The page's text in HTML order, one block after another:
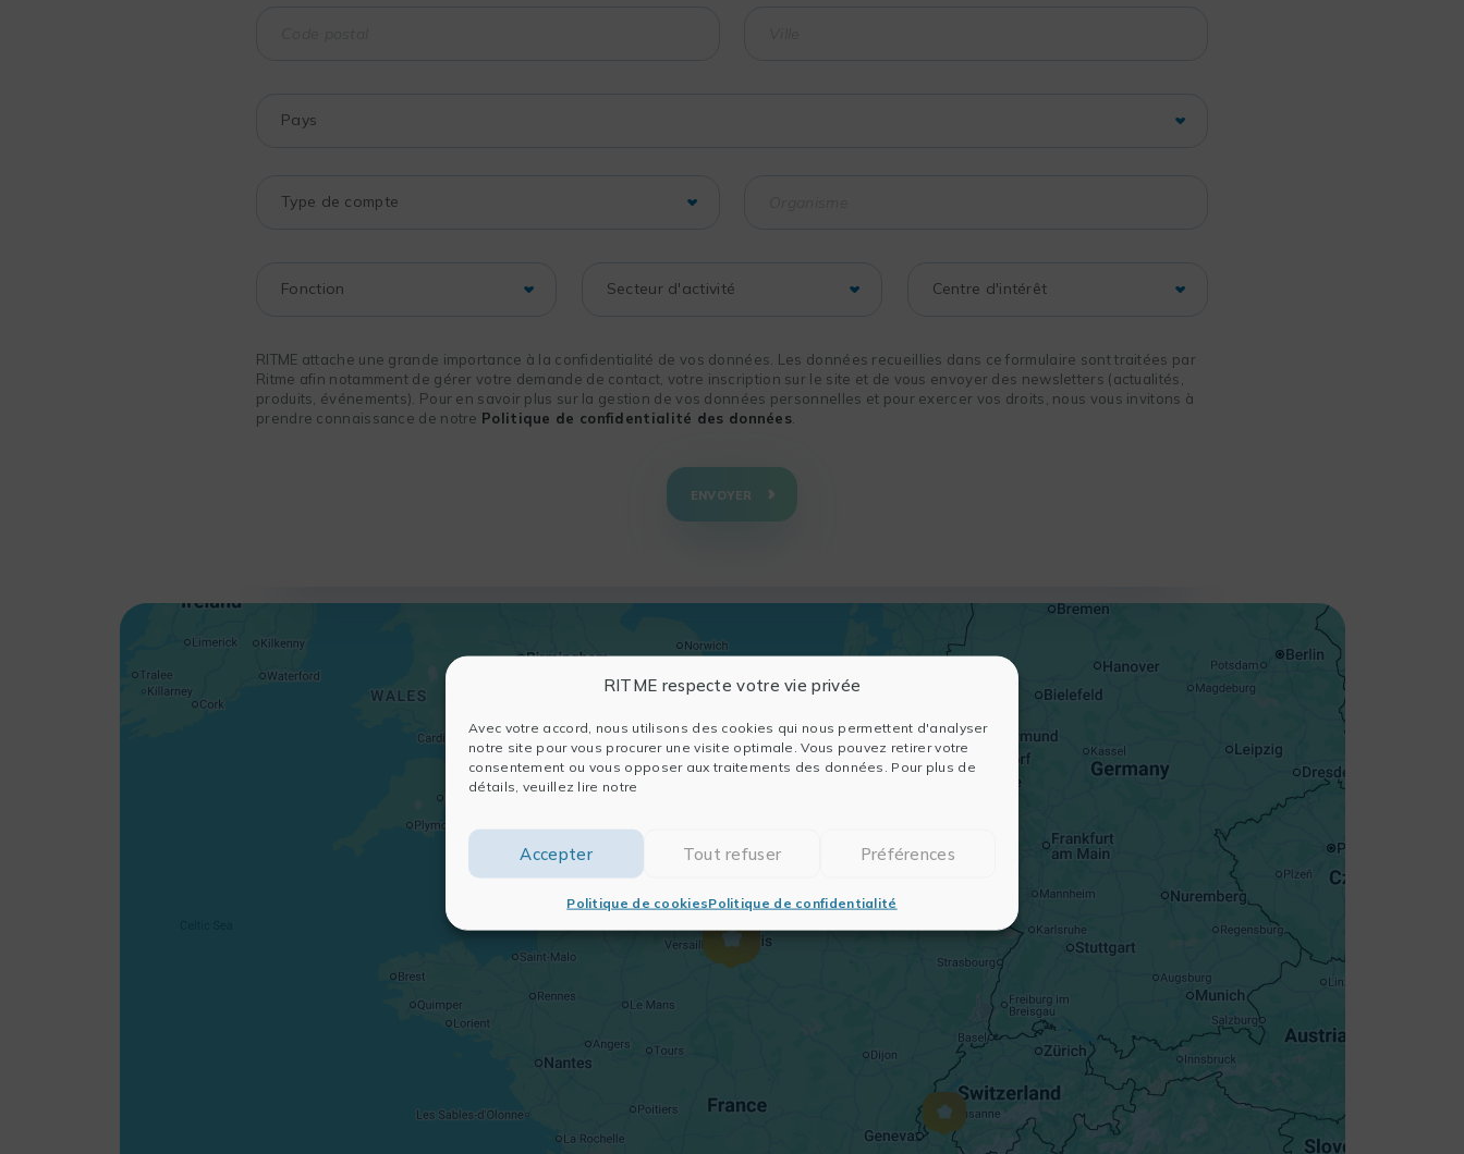
RITME respecte votre vie privée
Avec votre accord, nous utilisons des cookies qui nous permettent d'analyser
notre site pour vous procurer une visite optimale. Vous pouvez retirer votre
consentement ou vous opposer aux traitements des données. Pour plus de
détails, veuillez lire notre
Accepter Tout refuser Préférences
Politique de cookiesPolitique de confidentialité
RITME attache une grande importance à la confidentialité de vos données. Les données recueillies dans ce formulaire sont traitées par
Ritme afin notamment de gérer votre demande de contact, votre inscription sur le site et de vous envoyer des newsletters (actualités,
produits, événements). Pour en savoir plus sur la gestion de vos données personnelles et pour exercer vos droits, nous vous invitons à
prendre connaissance de notre Politique de confidentialité des données
ENVOYER